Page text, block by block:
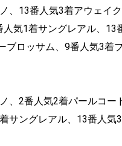
、13番人気3着アウェイ
気1着サングレアル、
ブロッサム、9番人気3着
、2番人気2着パールコ
サングレアル、13番人